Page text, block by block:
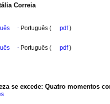
Correia
· Português ( pdf)
· Português ( pdf)
se excede: Quatro momentos